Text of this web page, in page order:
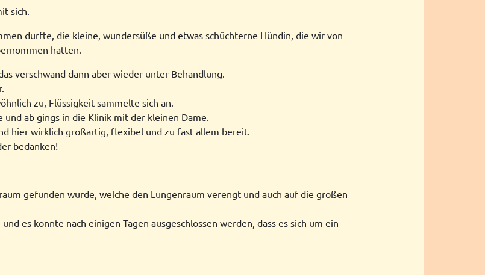
sich.
durfte, die kleine, wundersüße und etwas schüchterne Hündin, die wir von
hatten.
verschwand dann aber wieder unter Behandlung.
zu, Flüssigkeit sammelte sich an.
ab gings in die Klinik mit der kleinen Dame.
hier wirklich großartig, flexibel und zu fast allem bereit.
bedanken!
gefunden wurde, welche den Lungenraum verengt und auch auf die großen
es konnte nach einigen Tagen ausgeschlossen werden, dass es sich um ein